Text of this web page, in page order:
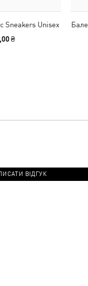
Sneakers Unisex
₴
ВІДГУК